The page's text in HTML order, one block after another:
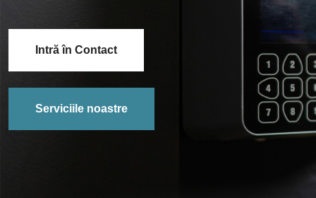
Intră în Contact
Serviciile noastre